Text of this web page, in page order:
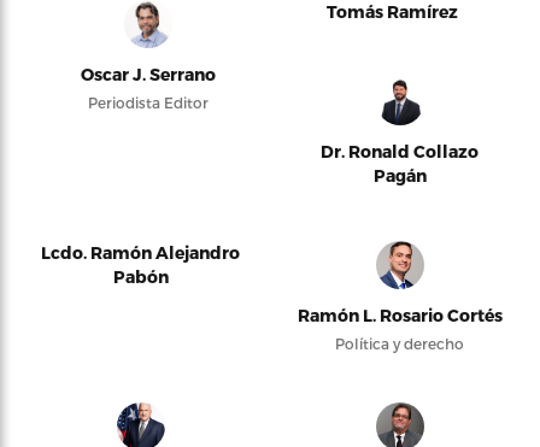
Oscar J. Serrano
Periodista Editor
Tomás Ramírez
Dr. Ronald Collazo
Pagán
Lcdo. Ramón Alejandro
Pabón
Ramón L. Rosario Cortés
Política y derecho